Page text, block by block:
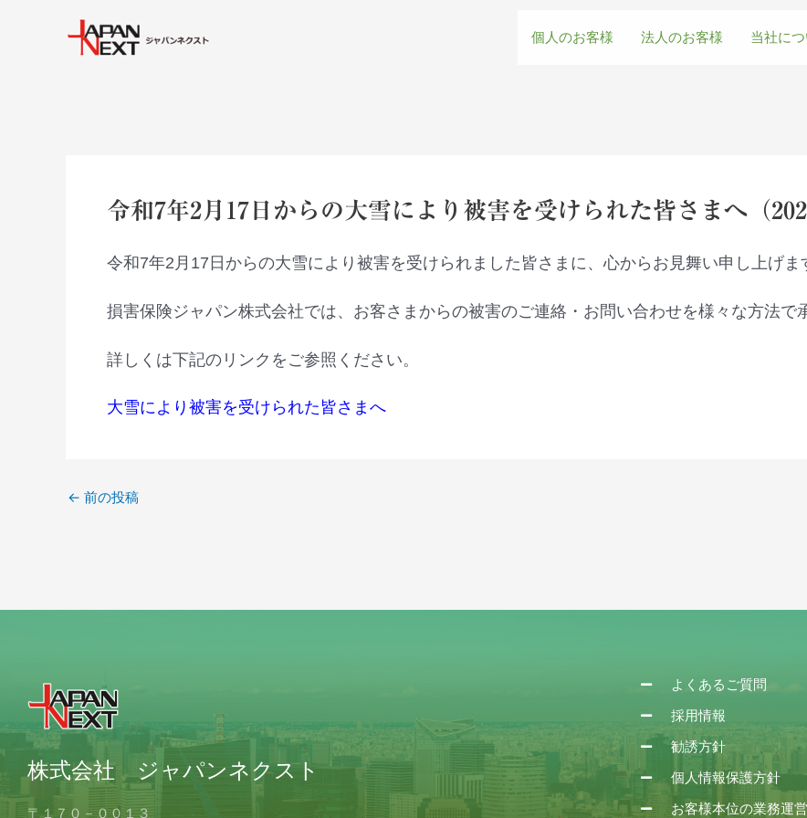
個人のお客様 法人のお客様 当社に
令和7年2月17日からの大雪により被害を受けられた皆さまへ（
令和7年2月17日からの大雪により被害を受けられました皆さまに、心からお見舞い申し上げま
損害保険ジャパン株式会社では、お客さまからの被害のご連絡・お問い合わせを様々な方法で
詳しくは下記のリンクをご参照ください。
大雪により被害を受けられた皆さまへ
navigation
← 前の投稿
株式会社 ジャパンネクスト
〒１７０－００１３
よくあるご質問
採用情報
勧誘方針
個人情報保護方針
お客様本位の業務運